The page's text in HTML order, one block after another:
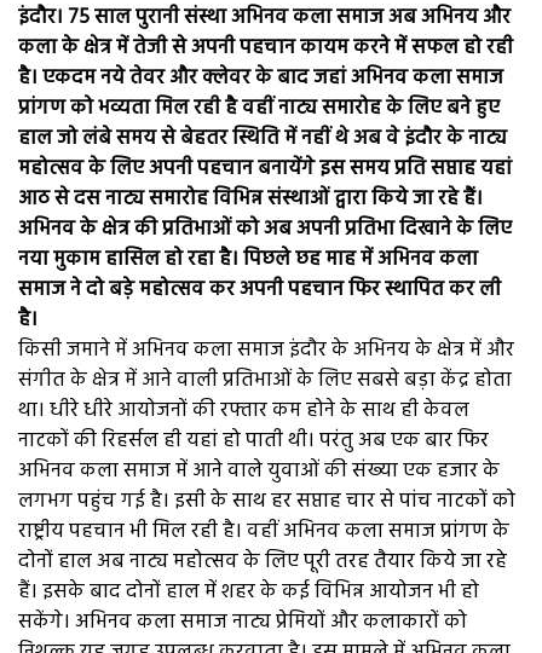
इंदौर। 75 साल पुरानी संस्था अभिनव कला समाज अब अभिनय और
कला के क्षेत्र में तेजी से अपनी पहचान कायम करने में सफल हो रही
है। एकदम नये तेवर और क्लेवर के बाद जहां अभिनव कला समाज
प्रांगण को भव्यता मिल रही है वहीं नाट्य समारोह के लिए बने हुए
हाल जो लंबे समय से बेहतर स्थिति में नहीं थे अब वे इंदौर के नाट्य
महोत्सव के लिए अपनी पहचान बनायेंगे इस समय प्रति सप्ताह यहां
आठ से दस नाट्य समारोह विभिन्न संस्थाओं द्वारा किये जा रहे हैं।
अभिनव के क्षेत्र की प्रतिभाओं को अब अपनी प्रतिभा दिखाने के लिए
नया मुकाम हासिल हो रहा है। पिछले छह माह में अभिनव कला
समाज ने दो बड़े महोत्सव कर अपनी पहचान फिर स्थापित कर ली
है।
किसी जमाने में अभिनव कला समाज इंदौर के अभिनय के क्षेत्र में और
संगीत के क्षेत्र में आने वाली प्रतिभाओं के लिए सबसे बड़ा केंद्र होता
था। धीरे धीरे आयोजनों की रफ्तार कम होने के साथ ही केवल
नाटकों की रिहर्सल ही यहां हो पाती थी। परंतु अब एक बार फिर
अभिनव कला समाज में आने वाले युवाओं की संख्या एक हजार के
लगभग पहुंच गई है। इसी के साथ हर सप्ताह चार से पांच नाटकों को
राष्ट्रीय पहचान भी मिल रही है। वहीं अभिनव कला समाज प्रांगण के
दोनों हाल अब नाट्य महोत्सव के लिए पूरी तरह तैयार किये जा रहे
हैं। इसके बाद दोनों हाल में शहर के कई विभिन्न आयोजन भी हो
सकेंगे। अभिनव कला समाज नाट्य प्रेमियों और कलाकारों को